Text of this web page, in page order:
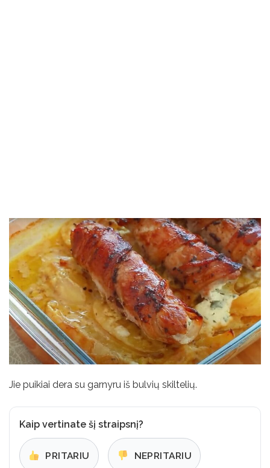
Jie puikiai dera su garnyru iš bulvių skiltelių.
Kaip vertinate šį straipsnį?
PRITARIU NEPRITARIU